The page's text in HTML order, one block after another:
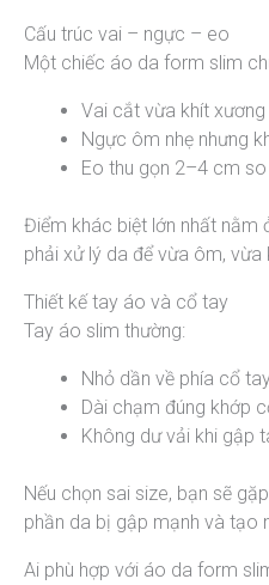
Cấu trúc vai – ngực – eo
Một chiếc áo da form slim
Vai cắt vừa khít xương
Ngực ôm nhẹ nhưng
Eo thu gọn 2–4 cm
Điểm khác biệt lớn nhất nằm
phải xử lý da để vừa ôm, vừa
Thiết kế tay áo và cổ tay
Tay áo slim thường:
Nhỏ dần về phía cổ
Dài chạm đúng khớp
Không dư vải khi gập
Nếu chọn sai size, bạn sẽ
phần da bị gập mạnh và tạo
Ai phù hợp với áo da form